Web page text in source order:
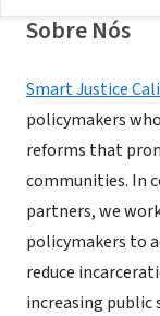
Sobre Nós
Smart Justice
policymakers
reforms that
communities. In
partners, we
policymakers to
reduce
increasing public